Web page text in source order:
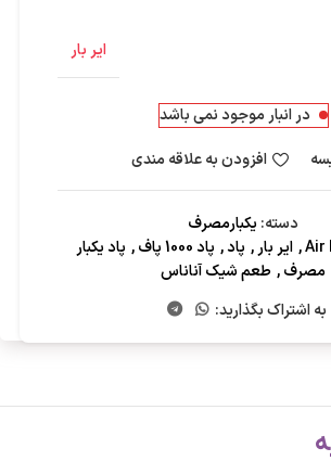
ایر بار
در انبار موجود نمی باشد
افزودن به علاقه مندی
دسته: یکبارمصرف
Air
, ایر بار , پاد, پاد 1000 پاف , پاد یکبار
مصرف, طعم شیک آناناس
به اشتراک بگذارید: